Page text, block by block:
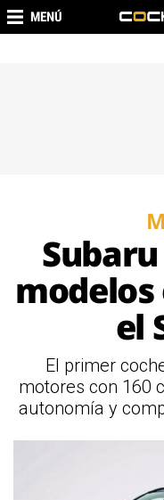
MENÚ
el
El primer
motores con 160
autonomía y